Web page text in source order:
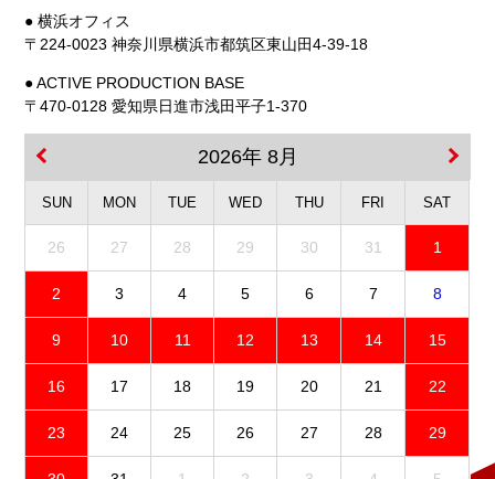
● 横浜オフィス
〒224-0023 神奈川県横浜市都筑区東山田4-39-18
● ACTIVE PRODUCTION BASE
〒470-0128 愛知県日進市浅田平子1-370
2026年 8月
SUN MON TUE WED THU FRI SAT
26 27 28 29 30 31 1
2 3 4 5 6 7 8
9 10 11 12 13 14 15
16 17 18 19 20 21 22
23 24 25 26 27 28 29